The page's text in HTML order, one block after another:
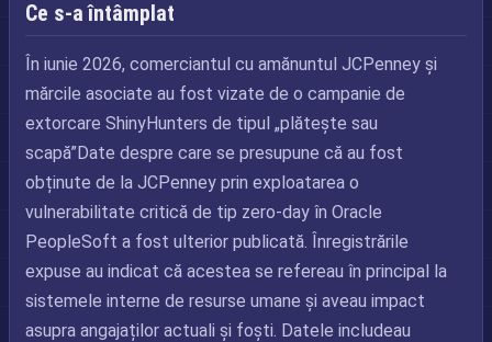
Ce s-a întâmplat
În iunie 2026, comerciantul cu amănuntul JCPenney și
mărcile asociate au fost vizate de o campanie de
extorcare ShinyHunters de tipul „plătește sau
scapă”Date despre care se presupune că au fost
obținute de la JCPenney prin exploatarea o
vulnerabilitate critică de tip zero-day în Oracle
PeopleSoft a fost ulterior publicată. Înregistrările
expuse au indicat că acestea se refereau în principal la
sistemele interne de resurse umane și aveau impact
asupra angajaților actuali și foști. Datele includeau